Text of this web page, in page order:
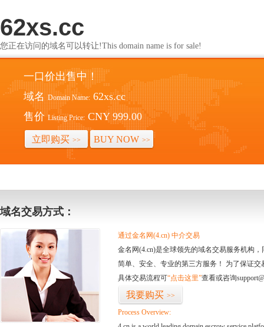
62xs.cc
您正在访问的域名可以转让!This domain name is for sale!
一口价出售中！
域名 Domain Name: 62xs.cc
售价 Listing Price: CNY 999.00
立即购买 >> BUY NOW >>
域名交易方式：
通过金名网(4.cn) 中介交易
金名网(4.cn)是全球领先的域名交易服务机构
简单、安全、专业的第三方服务！ 为了保证
具体交易流程可“点击这里”查看或咨询
我要购买 >>
Process Overview: